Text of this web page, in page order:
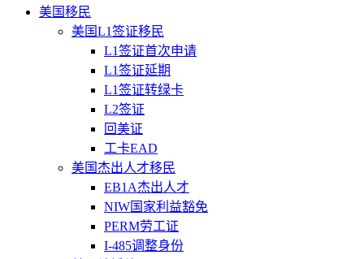
美国移民
美国L1签证移民
L1签证首次申请
L1签证延期
L1签证转绿卡
L2签证
回美证
工卡EAD
美国杰出人才移民
EB1A杰出人才
NIW国家利益豁免
PERM劳工证
I-485调整身份